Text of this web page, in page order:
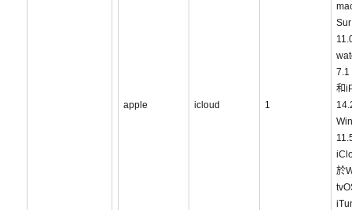
apple icloud 1
Sur
7.1
和
於